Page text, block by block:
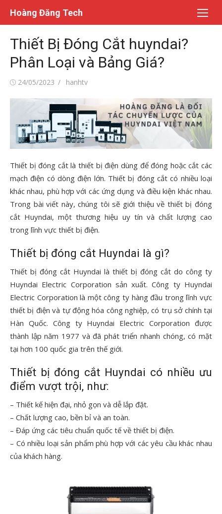
Hoàng Đăng Tech
Thiết Bị Đóng Cắt huyndai?
Phân Loại và Bảng Giá?
Đăng24/05/2023
Tác
hanhtv
Thiết bị đóng cắt là thiết bị điện dùng để đóng hoặc cắt các
mạch điện có dòng điện lớn. Thiết bị đóng cắt có nhiều loại
khác nhau, phù hợp với các ứng dụng và điều kiện khác nhau.
Trong bài viết này, chúng tôi sẽ giới thiệu về thiết bị đóng
cắt Huyndai, một thương hiệu uy tín và chất lượng cao
trong lĩnh vực thiết bị điện.
Thiết bị đóng cắt Huyndai là gì?
Thiết bị đóng cắt Huyndai là thiết bị đóng cắt do công ty
Huyndai Electric Corporation sản xuất. Công ty Huyndai
Electric Corporation là một công ty hàng đầu trong lĩnh vực
thiết bị điện và tự động hóa công nghiệp, có trụ sở chính tại
Hàn Quốc. Công ty Huyndai Electric Corporation được
thành lập năm 1977 và đã phát triển nhanh chóng, có mặt
tại hơn 100 quốc gia trên thế giới.
Thiết bị đóng cắt Huyndai có nhiều ưu
điểm vượt trội, như:
– Thiết kế hiện đại, nhỏ gọn và dễ lắp đặt.
– Chất lượng cao, bền bỉ và an toàn.
– Đáp ứng các tiêu chuẩn quốc tế về thiết bị điện.
– Có nhiều loại sản phẩm phù hợp với các yêu cầu khác nhau
của khách hàng.